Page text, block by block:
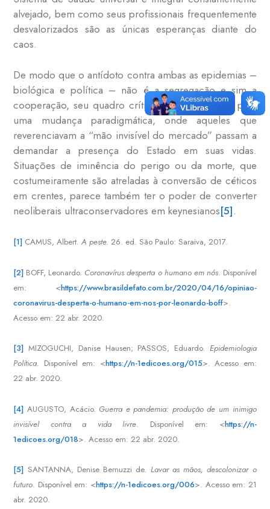
alvejado, bem como seus profissionais frequentemente
desvalorizados são as únicas esperanças diante do
caos.
De modo que o antídoto contra ambas as epidemias –
biológica e política – não é a segregação e sim a
cooperação, seu quadro crítico é uma chamada para
uma mudança paradigmática, onde aqueles que
reverenciavam a “mão invisível do mercado” passam a
demandar a presença do Estado em suas vidas.
Situações de iminência do perigo ou da morte, que
costumeiramente são atreladas à conversão de céticos
em crentes, parece também ter o poder de converter
neoliberais ultraconservadores em keynesianos[5].
[1] CAMUS, Albert.A peste.26. ed. São Paulo: Saraiva, 2017.
[2] BOFF, Leonardo. Coronavírus desperta o humano em nós. Disponível
em: <https://www.brasildefato.com.br/2020/04/16/opiniao-
coronavirus-desperta-o-humano-em-nos-por-leonardo-boff>.
Acesso em: 22 abr. 2020.
[3] MIZOGUCHI, Danise Hausen; PASSOS, Eduardo. Epidemiologia
Política. Disponível em: <https://n-1edicoes.org/015>. Acesso em:
22 abr. 2020.
[4] AUGUSTO, Acácio. Guerra e pandemia: produção de um inimigo
invisível contra a vida livre. Disponível em: <https://n-
1edicoes.org/018>. Acesso em: 22 abr. 2020.
[5] SANTANNA, Denise Bernuzzi de. Lavar as mãos, descolonizar o
futuro. Disponível em: <https://n-1edicoes.org/006>. Acesso em: 21
abr. 2020.